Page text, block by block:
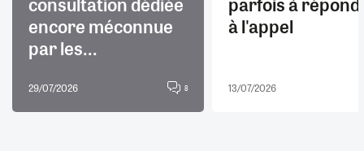
encore méconnue
par les...
29/07/2026 8
à l'appel
13/07/2026